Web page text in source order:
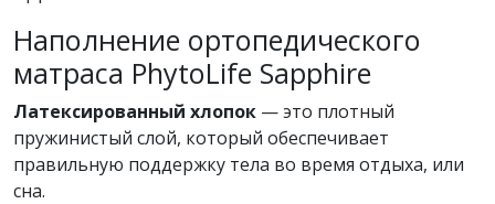
Наполнение ортопедического
матраса PhytoLife Sapphire
Латексированный хлопок — это плотный
пружинистый слой, который обеспечивает
правильную поддержку тела во время отдыха, или
сна.